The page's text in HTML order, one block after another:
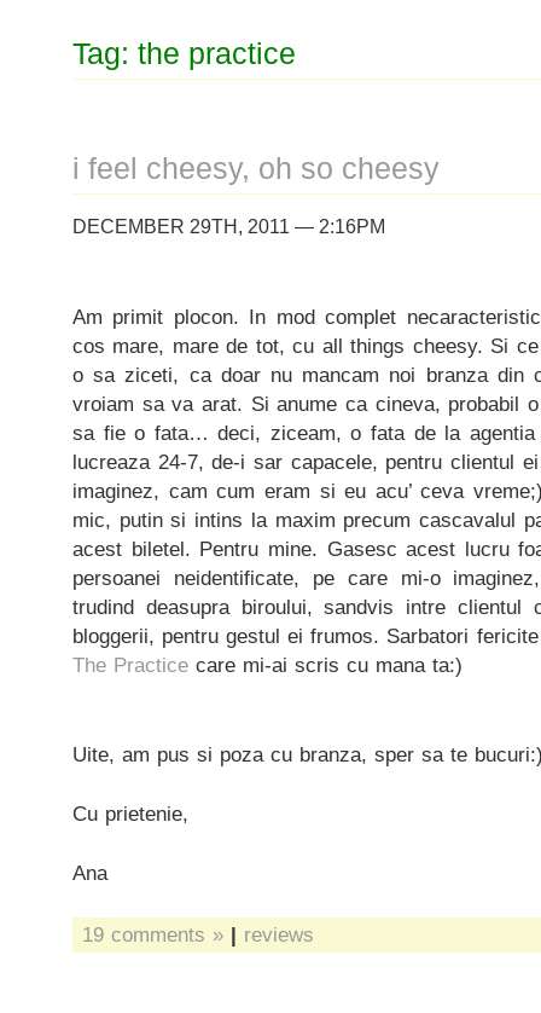
Tag: the practice
i feel cheesy, oh so cheesy
DECEMBER 29TH, 2011 — 2:16PM
Am primit plocon. In mod complet
cos mare, mare de tot, cu all things cheesy. Si
o sa ziceti, ca doar nu mancam noi branza din
vroiam sa va arat. Si anume ca cineva, probabil
sa fie o fata… deci, ziceam, o fata de la agentia
lucreaza 24-7, de-i sar capacele, pentru clientul
imaginez, cam cum eram si eu acu’ ceva
mic, putin si intins la maxim precum cascavalul
acest biletel. Pentru mine. Gasesc acest lucru
persoanei neidentificate, pe care mi-o
trudind deasupra biroului, sandvis intre clientul
bloggerii, pentru gestul ei frumos. Sarbatori
The Practice care mi-ai scris cu mana ta:)
Uite, am pus si poza cu branza, sper sa te
Cu prietenie,
Ana
19 comments » | reviews